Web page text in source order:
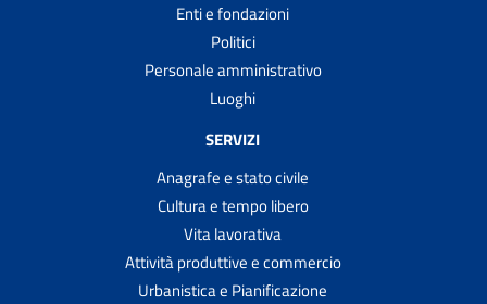
Enti e fondazioni
Politici
Personale amministrativo
Luoghi
SERVIZI
Anagrafe e stato civile
Cultura e tempo libero
Vita lavorativa
Attività produttive e commercio
Urbanistica e Pianificazione